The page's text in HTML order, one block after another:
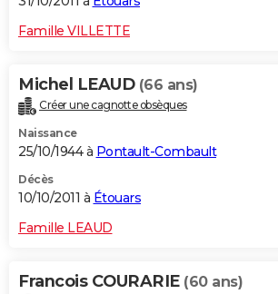
Famille VILLETTE
Michel LEAUD (66 ans)
Créer une cagnotte obsèques
Naissance
25/10/1944 à Pontault-Combault
Décès
10/10/2011 à Étouars
Famille LEAUD
Francois COURARIE (60 ans)